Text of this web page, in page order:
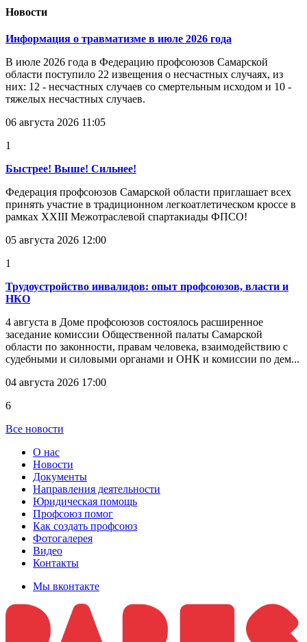
Новости
Информация о травматизме в июле 2026 года
В июле 2026 года в Федерацию профсоюзов Самарской
области поступило 22 извещения о несчастных случаях, из
них: 12 - несчастных случаев со смертельным исходом и 10 -
тяжелых несчастных случаев.
06 августа 2026 11:05
1
Быстрее! Выше! Сильнее!
Федерация профсоюзов Самарской области приглашает всех
принять участие в традиционном легкоатлетическом кроссе в
рамках XXIII Межотраслевой спартакиады ФПСО!
05 августа 2026 12:00
1
Трудоустройство инвалидов: опыт профсоюзов, власти и
НКО
4 августа в Доме профсоюзов состоялось расширенное
заседание комиссии Общественной палаты Самарской
области по законности, правам человека, взаимодействию с
судебными и силовыми органами и ОНК и комиссии по дем...
04 августа 2026 17:00
6
Все новости
О нас
Новости
Документы
Направления деятельности
Юридическая помощь
Профсоюз помог
Как создать профсоюз
Фотогалерея
Видео
Контакты
Мы вконтакте